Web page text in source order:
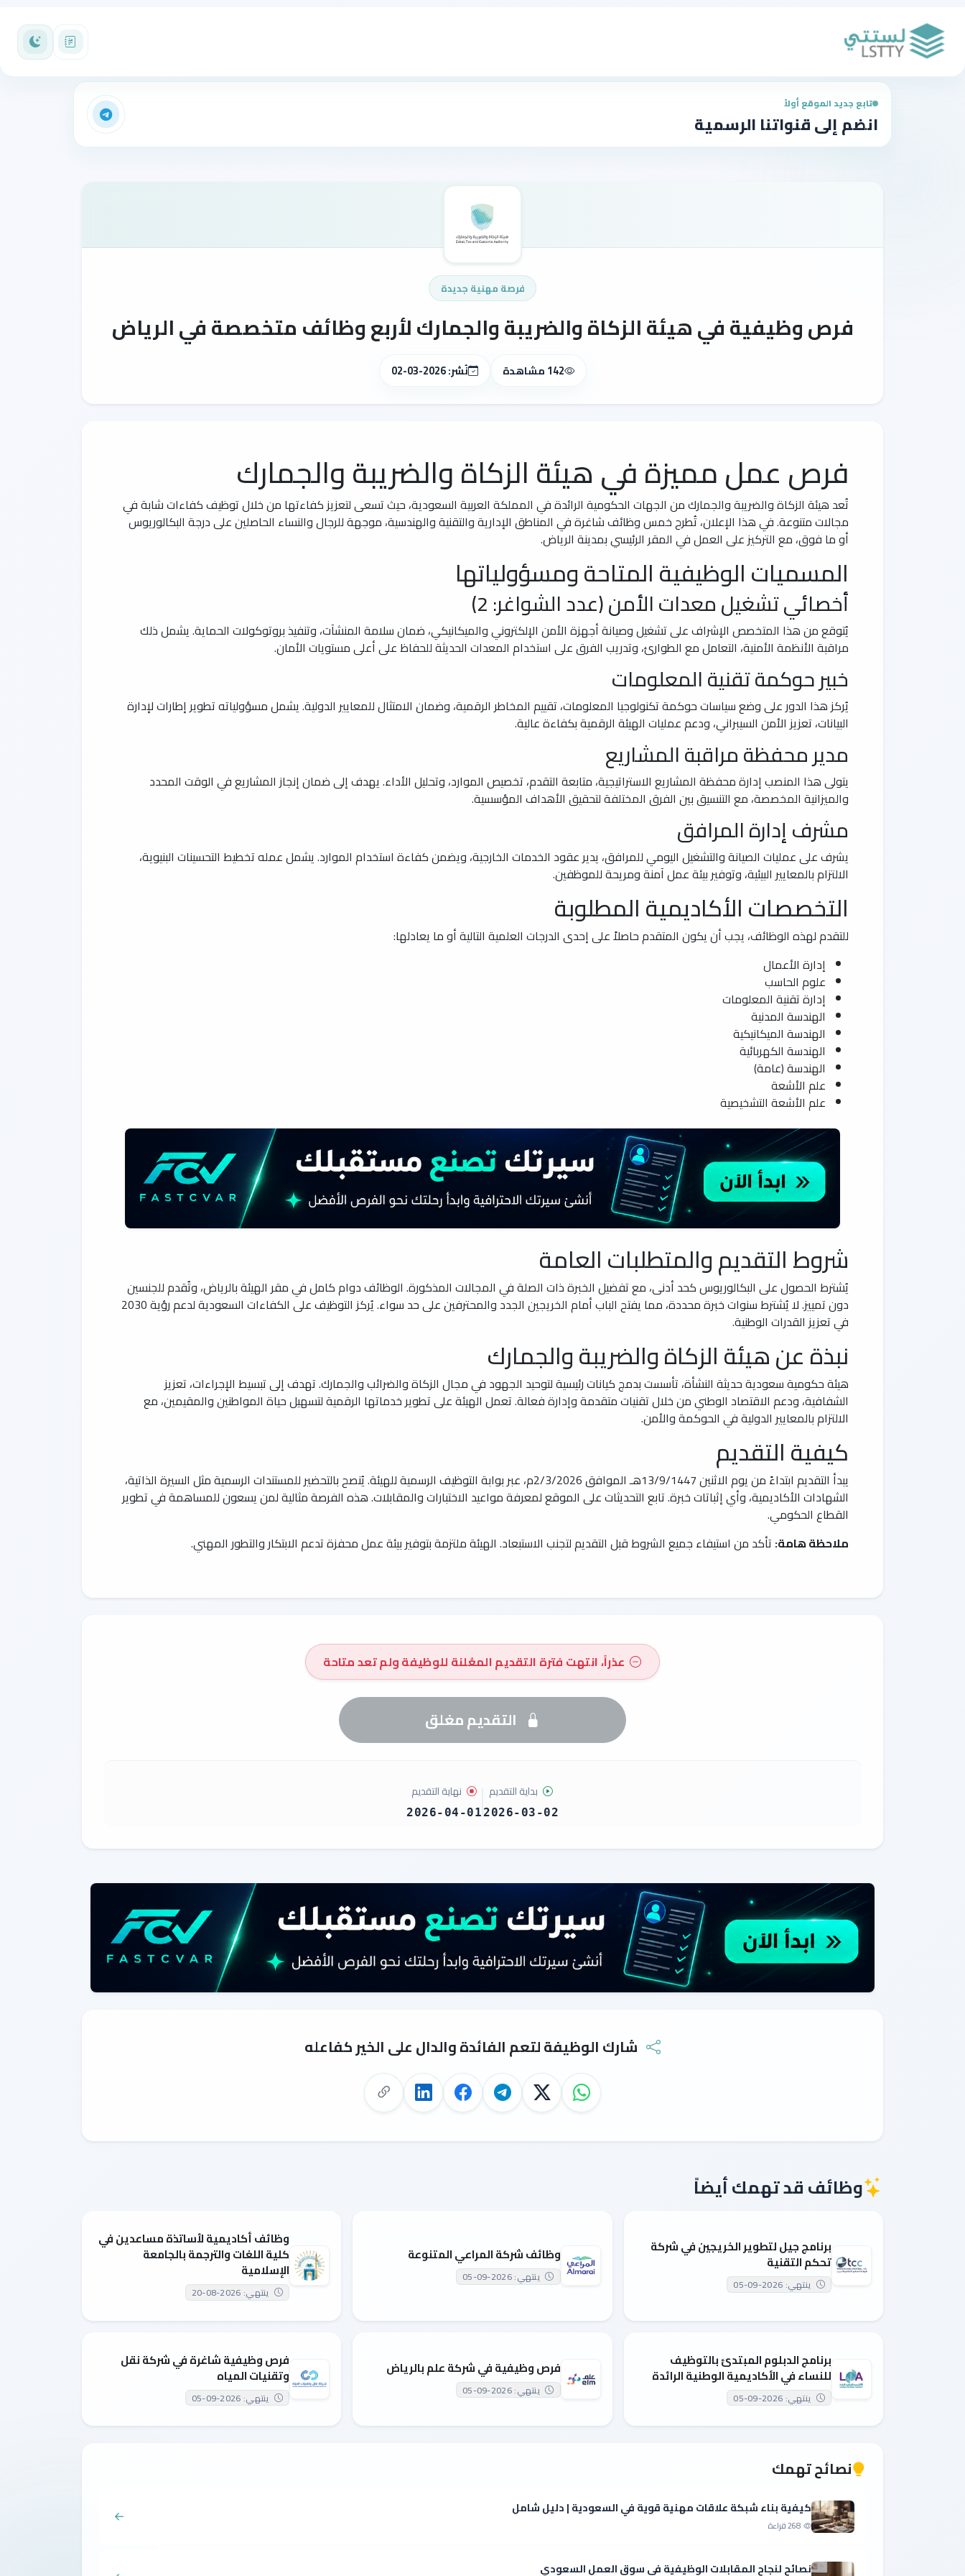
تابع جديد الموقع أولاً
انضم إلى قنواتنا الرسمية
فرصة مهنية جديدة
فرص وظيفية في هيئة الزكاة والضريبة والجمارك لأربع وظائف متخصصة في الرياض
142 مشاهدة نُشر: 2026-03-02
فرص عمل مميزة في هيئة الزكاة والضريبة والجمارك
تُعد هيئة الزكاة والضريبة والجمارك من الجهات الحكومية الرائدة في المملكة العربية السعودية، حيث تسعى لتعزيز كفاءتها من خلال توظيف كفاءات شابة في
مجالات متنوعة. في هذا الإعلان، تُطرح خمس وظائف شاغرة في المناطق الإدارية والتقنية والهندسية، موجهة للرجال والنساء الحاصلين على درجة البكالوريوس
أو ما فوق، مع التركيز على العمل في المقر الرئيسي بمدينة الرياض.
المسميات الوظيفية المتاحة ومسؤولياتها
أخصائي تشغيل معدات الأمن (عدد الشواغر: 2)
يُتوقع من هذا المتخصص الإشراف على تشغيل وصيانة أجهزة الأمن الإلكتروني والميكانيكي، ضمان سلامة المنشآت، وتنفيذ بروتوكولات الحماية. يشمل ذلك
مراقبة الأنظمة الأمنية، التعامل مع الطوارئ، وتدريب الفرق على استخدام المعدات الحديثة للحفاظ على أعلى مستويات الأمان.
خبير حوكمة تقنية المعلومات
يُركز هذا الدور على وضع سياسات حوكمة تكنولوجيا المعلومات، تقييم المخاطر الرقمية، وضمان الامتثال للمعايير الدولية. يشمل مسؤولياته تطوير إطارات لإدارة
البيانات، تعزيز الأمن السيبراني، ودعم عمليات الهيئة الرقمية بكفاءة عالية.
مدير محفظة مراقبة المشاريع
يتولى هذا المنصب إدارة محفظة المشاريع الاستراتيجية، متابعة التقدم، تخصيص الموارد، وتحليل الأداء. يهدف إلى ضمان إنجاز المشاريع في الوقت المحدد
والميزانية المخصصة، مع التنسيق بين الفرق المختلفة لتحقيق الأهداف المؤسسية.
مشرف إدارة المرافق
يشرف على عمليات الصيانة والتشغيل اليومي للمرافق، يدير عقود الخدمات الخارجية، ويضمن كفاءة استخدام الموارد. يشمل عمله تخطيط التحسينات البنيوية،
الالتزام بالمعايير البيئية، وتوفير بيئة عمل آمنة ومريحة للموظفين.
التخصصات الأكاديمية المطلوبة
للتقدم لهذه الوظائف، يجب أن يكون المتقدم حاصلاً على إحدى الدرجات العلمية التالية أو ما يعادلها:
إدارة الأعمال
علوم الحاسب
إدارة تقنية المعلومات
الهندسة المدنية
الهندسة الميكانيكية
الهندسة الكهربائية
الهندسة (عامة)
علم الأشعة
علم الأشعة التشخيصية
شروط التقديم والمتطلبات العامة
يُشترط الحصول على البكالوريوس كحد أدنى، مع تفضيل الخبرة ذات الصلة في المجالات المذكورة. الوظائف دوام كامل في مقر الهيئة بالرياض، وتُقدم للجنسين
دون تمييز. لا يُشترط سنوات خبرة محددة، مما يفتح الباب أمام الخريجين الجدد والمحترفين على حد سواء. يُركز التوظيف على الكفاءات السعودية لدعم رؤية 2030
في تعزيز القدرات الوطنية.
نبذة عن هيئة الزكاة والضريبة والجمارك
هيئة حكومية سعودية حديثة النشأة، تأسست بدمج كيانات رئيسية لتوحيد الجهود في مجال الزكاة والضرائب والجمارك. تهدف إلى تبسيط الإجراءات، تعزيز
الشفافية، ودعم الاقتصاد الوطني من خلال تقنيات متقدمة وإدارة فعالة. تعمل الهيئة على تطوير خدماتها الرقمية لتسهيل حياة المواطنين والمقيمين، مع
الالتزام بالمعايير الدولية في الحوكمة والأمن.
كيفية التقديم
يبدأ التقديم ابتداءً من يوم الاثنين 13/9/1447هـ الموافق 2/3/2026م، عبر بوابة التوظيف الرسمية للهيئة. يُنصح بالتحضير للمستندات الرسمية مثل السيرة الذاتية،
الشهادات الأكاديمية، وأي إثباتات خبرة. تابع التحديثات على الموقع لمعرفة مواعيد الاختبارات والمقابلات. هذه الفرصة مثالية لمن يسعون للمساهمة في تطوير
القطاع الحكومي.
ملاحظة هامة: تأكد من استيفاء جميع الشروط قبل التقديم لتجنب الاستبعاد. الهيئة ملتزمة بتوفير بيئة عمل محفزة تدعم الابتكار والتطور المهني.
عذراً، انتهت فترة التقديم المعُلنة للوظيفة ولم تعد متاحة
التقديم مغلق
بداية التقديم
2026-03-02
نهاية التقديم
2026-04-01
شارك الوظيفة لتعم الفائدة والدال على الخير كفاعله
وظائف قد تهمك أيضاً
برنامج جيل لتطوير الخريجين في شركة
تحكم التقنية
ينتهي: 2026-09-05
وظائف شركة المراعي المتنوعة
ينتهي: 2026-09-05
وظائف أكاديمية لأساتذة مساعدين في
كلية اللغات والترجمة بالجامعة
الإسلامية
ينتهي: 2026-08-20
برنامج الدبلوم المبتدئ بالتوظيف
للنساء في الأكاديمية الوطنية الرائدة
ينتهي: 2026-09-05
فرص وظيفية في شركة علم بالرياض
ينتهي: 2026-09-05
فرص وظيفية شاغرة في شركة نقل
وتقنيات المياه
ينتهي: 2026-09-05
نصائح تهمك
كيفية بناء شبكة علاقات مهنية قوية في السعودية | دليل شامل
268 قراءة
نصائح لنجاح المقابلات الوظيفية في سوق العمل السعودي